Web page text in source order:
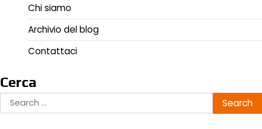
Chi siamo
Archivio del blog
Contattaci
Cerca
Search
for: